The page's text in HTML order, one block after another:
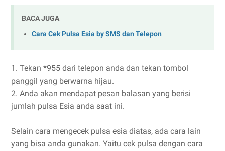
BACA JUGA
Cara Cek Pulsa Esia by SMS dan Telepon
1. Tekan *955 dari telepon anda dan tekan tombol
panggil yang berwarna hijau.
2. Anda akan mendapat pesan balasan yang berisi
jumlah pulsa Esia anda saat ini.
Selain cara mengecek pulsa esia diatas, ada cara lain
yang bisa anda gunakan. Yaitu cek pulsa dengan cara